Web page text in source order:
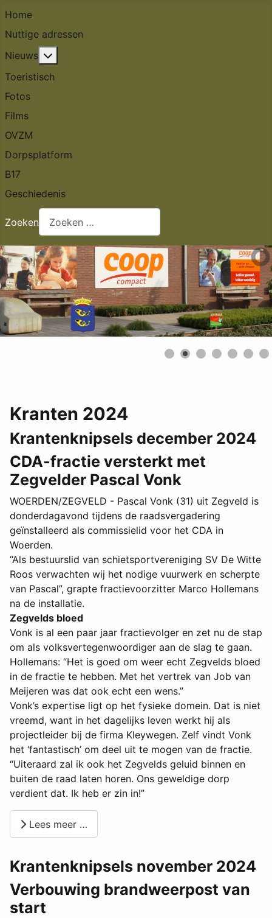
Home
Nuttige adressen
Nieuws
Toeristisch
Fotos
Films
OVZM
Dorpsplatform
B17
Geschiedenis
Zoeken
Kranten 2024
Krantenknipsels december 2024
CDA-fractie versterkt met
Zegvelder Pascal Vonk
WOERDEN/ZEGVELD - Pascal Vonk (31) uit Zegveld is
donderdagavond tijdens de raadsvergadering
geïnstalleerd als commissielid voor het CDA in
Woerden.
“Als bestuurslid van schietsportvereniging SV De Witte
Roos verwachten wij het nodige vuurwerk en scherpte
van Pascal”, grapte fractievoorzitter Marco Hollemans
na de installatie.
Zegvelds bloed
Vonk is al een paar jaar fractievolger en zet nu de stap
om als volksvertegenwoordiger aan de slag te gaan.
Hollemans: “Het is goed om weer echt Zegvelds bloed
in de fractie te hebben. Met het vertrek van Job van
Meijeren was dat ook echt een wens.”
Vonk’s expertise ligt op het fysieke domein. Dat is niet
vreemd, want in het dagelijks leven werkt hij als
projectleider bij de firma Kleywegen. Zelf vindt Vonk
het ‘fantastisch’ om deel uit te mogen van de fractie.
“Uiteraard zal ik ook het Zegvelds geluid binnen en
buiten de raad laten horen. Ons geweldige dorp
verdient dat. Ik heb er zin in!”
Lees meer …
Krantenknipsels november 2024
Verbouwing brandweerpost van
start